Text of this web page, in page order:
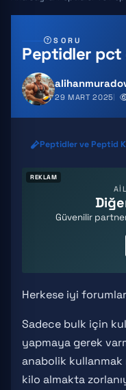
SORU
Peptidler
29 MART 2025
Peptidler ve Peptid
REKLAM
Güvenilir
Herkese iyi
Sadece bulk için
yapmaya gerek
anabolik kullanmak
kilo almakta